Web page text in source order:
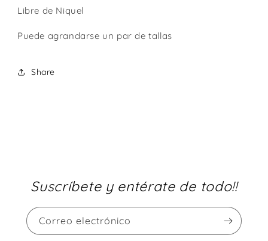
Libre de Niquel
Puede agrandarse un par de tallas
Share
Suscríbete y entérate de todo!!
Correo electrónico